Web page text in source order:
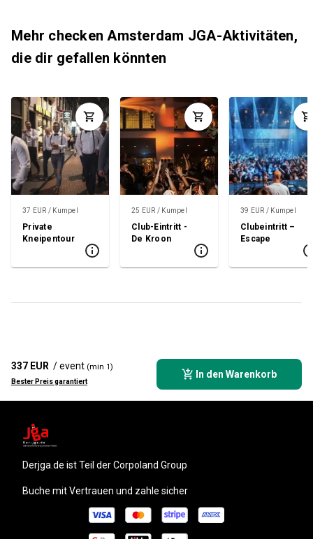
Mehr checken Amsterdam JGA-Aktivitäten,
die dir gefallen könnten
37 EUR / Kumpel
Private
Kneipentour
25 EUR / Kumpel
Club-Eintritt -
De Kroon
39 EUR / Kumpel
Clubeintritt –
Escape
337 EUR / event (min 1)
Bester Preis garantiert
In den Warenkorb
derjga.de ist Teil der Corpoland Group
Buche mit Vertrauen und zahle sicher